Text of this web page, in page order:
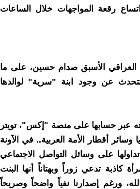
رقعة المواجهات خلال الساعات
الأسبق صدام حسين، على ما
عن وجود ابنة "سرية" لوالدها
عبر حسابها على منصة "إكس"، تويتر
وسائر أقطار الأمة العربية.. في الآونة
على وسائل التواصل الاجتماعي
كاذبة تدعي زوراً وبهتاناً أنها البنت
ورغم إصدارنا نفياً واضحاً وصريحاً